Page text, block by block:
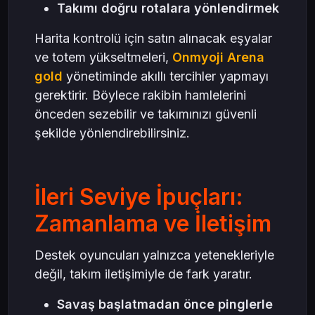
Takımı doğru rotalara yönlendirmek
Harita kontrolü için satın alınacak eşyalar
ve totem yükseltmeleri, Onmyoji Arena
gold yönetiminde akıllı tercihler yapmayı
gerektirir. Böylece rakibin hamlelerini
önceden sezebilir ve takımınızı güvenli
şekilde yönlendirebilirsiniz.
İleri Seviye İpuçları:
Zamanlama ve İletişim
Destek oyuncuları yalnızca yetenekleriyle
değil, takım iletişimiyle de fark yaratır.
Savaş başlatmadan önce pinglerle